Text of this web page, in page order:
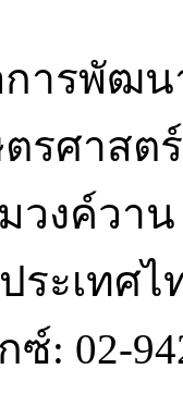
ารพัฒน
รศาสต
วงค์วา
ระเทศไ
ซ์: 02-